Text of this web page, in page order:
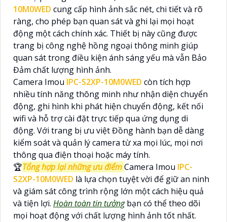
10M0WED cung cấp hình ảnh sắc nét, chi tiết và rõ
ràng, cho phép bạn quan sát và ghi lại mọi hoạt
động một cách chính xác. Thiết bị này cũng được
trang bị công nghệ hồng ngoại thông minh giúp
quan sát trong điều kiện ánh sáng yếu mà vẫn Bảo
Đảm chất lượng hình ảnh.
Camera Imou IPC-S2XP-10M0WED còn tích hợp
nhiều tính năng thông minh như nhận diện chuyển
động, ghi hình khi phát hiện chuyển động, kết nối
wifi và hỗ trợ cài đặt trực tiếp qua ứng dụng di
động. Với trang bị ưu việt Đồng hành bạn dễ dàng
kiểm soát và quản lý camera từ xa mọi lúc, mọi nơi
thông qua điện thoại hoặc máy tính.
🏆Tổng hợp lại những ưu điểmCamera Imou IPC-
S2XP-10M0WED là lựa chọn tuyệt vời để giữ an ninh
và giám sát công trình rộng lớn một cách hiệu quả
và tiện lợi. Hoàn toàn tin tưởngbạn có thể theo dõi
mọi hoạt động với chất lượng hình ảnh tốt nhất.